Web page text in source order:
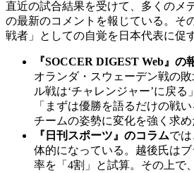
直近の試合結果を受けて、多くのメ
の最新のコメントを報じている。そ
戦者」としての自覚を日本代表に促
『SOCCER DIGEST Web』の
オランダ・スウェーデン戦の
ル戦は‘チャレンジャー’に戻る
「まずは優勝を語るだけの戦
チームの姿勢に変化を強く求め
『日刊スポーツ』のコラムで
体的になっている。越後氏は
率を「4割」と試算。その上で